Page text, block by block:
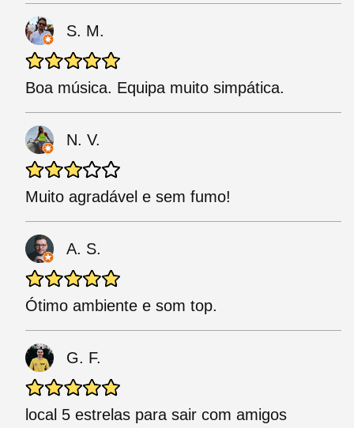
S. M.
Boa música. Equipa muito simpática.
N. V.
Muito agradável e sem fumo!
A. S.
Ótimo ambiente e som top.
G. F.
local 5 estrelas para sair com amigos